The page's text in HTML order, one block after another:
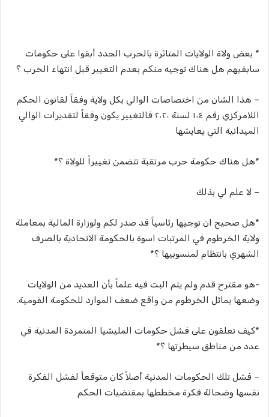
* بعض ولاة الولايات المتاثرة بالحرب الجدد أبقوا على حكومات
سابقيهم هل هناك توجيه منكم بعدم التغيير قبل انتهاء الحرب ؟
– هذا الشان من اختصاصات الوالي بكل ولاية وفقاً لقانون الحكم
اللامركزي رقم ١٠٤ لسنة ٢٠٢٠ فالتغيير يكون وفقاً لتقديرات الوالي
الميدانية التي يعايشها
*هل هناك حكومة حرب مرتقبة تتضمن تغييراً للولاة ؟*
– لا علم لي بذلك
*هل صحيح ان توجيها رئاسياً قد صدر لكم ولوزارة المالية بمعاملة
ولاية الخرطوم في المرتبات اسوة بالحكومة الاتحادية بالصرف
الشهري بانتظام لمنسوبيها ؟*
-هو مقترح قدم ولم يتم البت فيه علماً بأن العديد من الولايات
وضعها يماثل الخرطوم من واقع ضعف الموارد للحكومة القومية.
*كيف تعلقون على فشل حكومات المليشيا المتمردة المدنية في
عدد من مناطق سيطرتها ؟*
– فشل تلك الحكومات المدنية أصلاً كان متوقعاً لفشل الفكرة
نفسها وضحالة فكرة مخططها بمقتضيات الحكم